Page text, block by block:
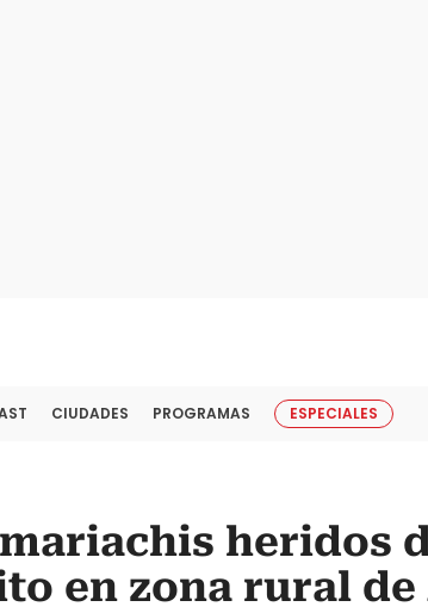
CIUDADES PROGRAMAS ESPECIALES
heridos
en zona rural de